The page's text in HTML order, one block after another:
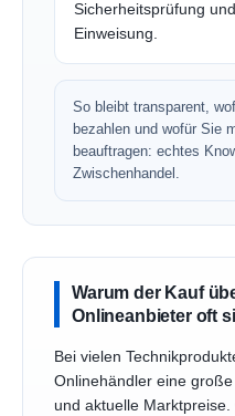
Sicherheitsprüfung
Einweisung.
So bleibt transparent,
bezahlen und wofür Sie
beauftragen: echtes
Zwischenhandel.
Warum der Kauf
Onlineanbieter oft
Bei vielen
Onlinehändler eine
und aktuelle